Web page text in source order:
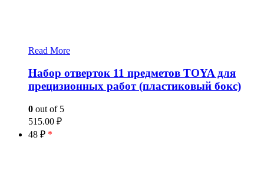
Read More
Набор отверток 11 предметов TOYA для
прецизионных работ (пластиковый бокс)
0 out of 5
515.00 ₽
48 ₽ *